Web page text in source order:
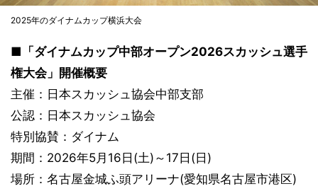
2025年のダイナムカップ横浜大会
■「ダイナムカップ中部オープン2026スカッシュ選手
権大会」開催概要
主催：日本スカッシュ協会中部支部
公認：日本スカッシュ協会
特別協賛：ダイナム
期間：2026年5月16日(土)～17日(日)
場所：名古屋金城ふ頭アリーナ(愛知県名古屋市港区)